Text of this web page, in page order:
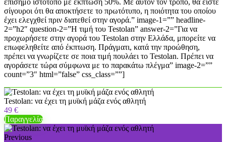
επίσημο ιστότοπο με έκπτωση 50%. Με αυτόν τον τρόπο, θα είστε
σίγουροι ότι θα αποκτήσετε το πρωτότυπο, η ποιότητα του οποίου
έχει ελεγχθεί πριν διατεθεί στην αγορά.” image-1=”” headline-
2=”h2″ question-2=”Η τιμή του Testolan” answer-2=”Για να
προχωρήσετε στην αγορά του Testolan στην Ελλάδα, μπορείτε να
επωφεληθείτε από έκπτωση. Πράγματι, κατά την προώθηση,
πρέπει να γνωρίζετε σε ποια τιμή πουλάει το Testolan. Πρέπει να
αγοράσετε τώρα σύμφωνα με το παρακάτω πλέγμα” image-2=””
count=”3″ html=”false” css_class=””]
Testolan: να έχει τη μυϊκή μάζα ενός αθλητή
49 €
Παραγγελία
Previous